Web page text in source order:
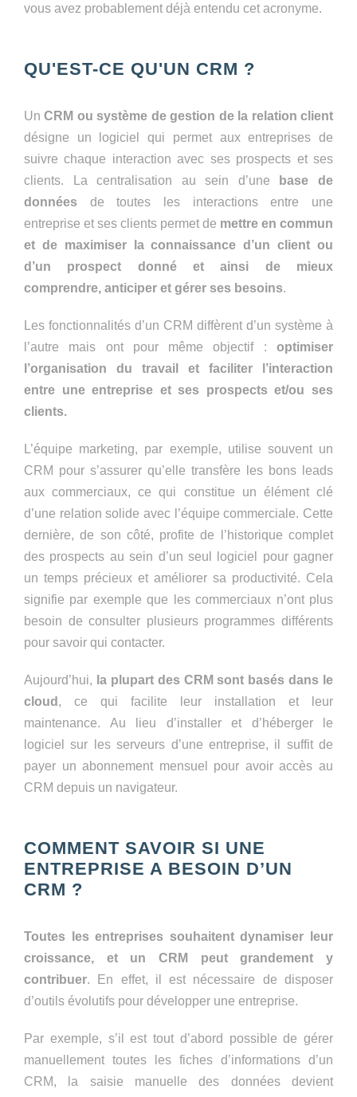
vous avez probablement déjà entendu cet acronyme.
QU'EST-CE QU'UN CRM ?
UnCRM ou système de gestion de la relation client
désigne un logiciel qui permet aux entreprises de
suivre chaque interaction avec ses prospects et ses
clients. La centralisation au sein d’une
base de
données de toutes les interactions entre une
entreprise et ses clients permet de mettre en commun
et de maximiser la connaissance d’un client ou
d’un prospect donné et ainsi de mieux
comprendre, anticiper et gérer ses besoins.
Les fonctionnalités d’un CRM diffèrent d’un système à
l’autre mais ont pour même objectif : optimiser
l’organisation du travail et faciliter l’interaction
entre une entreprise et ses prospects et/ou ses
clients.
L’équipe marketing, par exemple, utilise souvent un
CRM pour s’assurer qu’elle transfère les bons leads
aux commerciaux, ce qui constitue un élément clé
d’une relation solide avec l’équipe commerciale. Cette
dernière, de son côté, profite de l’historique complet
des prospects au sein d’un seul logiciel pour gagner
un temps précieux et améliorer sa productivité. Cela
signifie par exemple que les commerciaux n’ont plus
besoin de consulter plusieurs programmes différents
pour savoir qui contacter.
Aujourd’hui, la plupart des CRM sont basés dans le
cloud , ce qui facilite leur installation et leur
maintenance. Au lieu d’installer et d’héberger le
logiciel sur les serveurs d’une entreprise, il suffit de
payer un abonnement mensuel pour avoir accès au
CRM depuis un navigateur.
COMMENT SAVOIR SI UNE
ENTREPRISE A BESOIN D’UN
CRM ?
Toutes les entreprises souhaitent dynamiser leur
croissance, et un CRM peut grandement y
contribuer. En effet, il est nécessaire de disposer
d’outils évolutifs pour développer une entreprise.
Par exemple, s’il est tout d’abord possible de gérer
manuellement toutes les fiches d’informations d’un
CRM, la saisie manuelle des données devient